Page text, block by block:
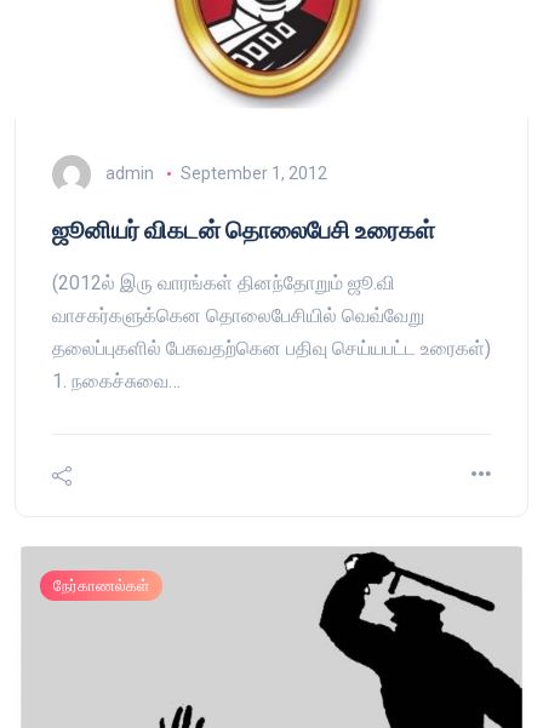
admin September 1, 2012
ஜூனியர் விகடன் தொலைபேசி உரைகள்
(2012ல் இரு வாரங்கள் தினந்தோறும் ஜூ.வி
வாசகர்களுக்கென தொலைபேசியில் வெவ்வேறு
தலைப்புகளில் பேசுவதற்கென பதிவு செய்யபட்ட உரைகள்)
1. நகைச்சுவை…
நேர்காணல்கள்